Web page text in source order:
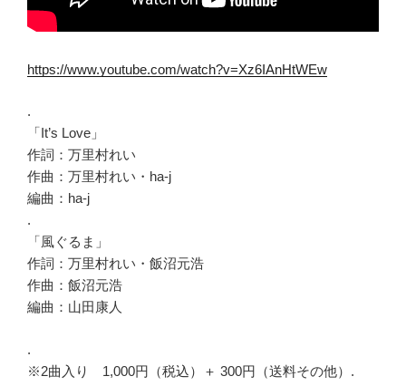
https://www.youtube.com/watch?v=Xz6IAnHtWEw
.
「It’s Love」
作詞：万里村れい
作曲：万里村れい・ha-j
編曲：ha-j
.
「風ぐるま」
作詞：万里村れい・飯沼元浩
作曲：飯沼元浩
編曲：山田康人
.
※2曲入り 1,000円（税込）＋ 300円（送料その他）.